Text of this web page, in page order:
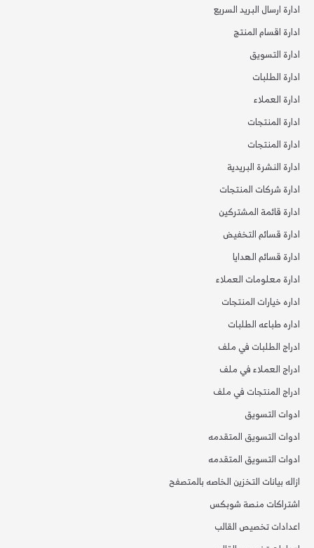
ادارة ارسال البريد السريع
ادارة اقسام المنتج
ادارة التسويق
ادارة الطلبات
ادارة العملاء
ادارة المنتجات
ادارة المنتجات
ادارة النشرة البريدية
ادارة شركات المنتجات
ادارة قائمة المشتركين
ادارة قسائم التخفيض
ادارة قسائم الهدايا
ادارة معلومات العملاء
اداره خيارات المنتجات
اداره طباعه الطلبات
ادراج الطلبات في ملف
ادراج العملاء في ملف
ادراج المنتجات في ملف
ادوات التسويق
ادوات التسويق المتقدمه
ادوات التسويق المتقدمه
ازاله بيانات التخزين الخاصه بالمتصفح
اشتراكات منصة شوبكس
اعدادات تخصيص القالب